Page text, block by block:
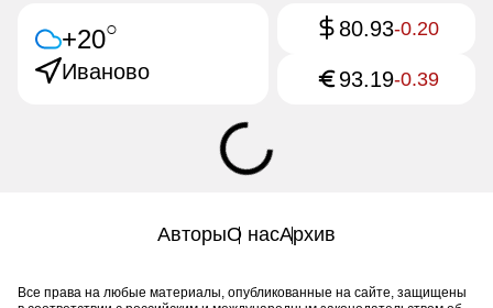
+20○
Иваново
80.93-0.20
93.19-0.39
АвторыО насАрхив
Все права на любые материалы, опубликованные на сайте, защищены